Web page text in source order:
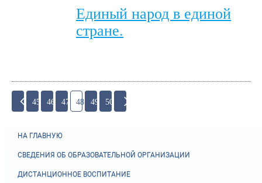
Единый народ в единой
стране.
45 46 47 48 49 50
НА ГЛАВНУЮ
СВЕДЕНИЯ ОБ ОБРАЗОВАТЕЛЬНОЙ ОРГАНИЗАЦИИ
ДИСТАНЦИОННОЕ ВОСПИТАНИЕ